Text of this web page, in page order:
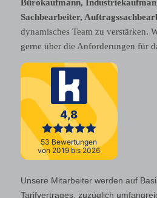
Bürokaufmann,
Sachbearbeiter,
dynamisches Team zu verstärken.
gerne über die Anforderungen für
Unsere Mitarbeiter werden auf
Tarifvertrages, zuzüglich